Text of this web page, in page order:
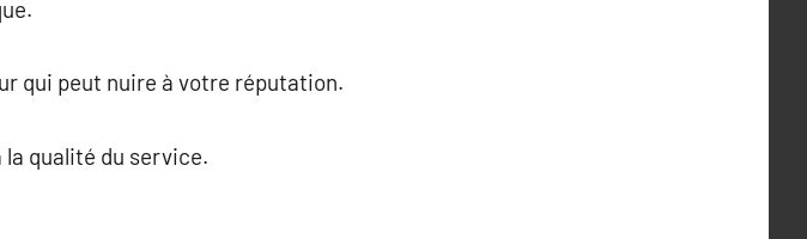
qui peut nuire à votre réputation.
qualité du service.